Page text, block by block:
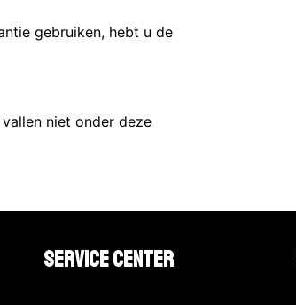
gebruiken, hebt u de
niet onder deze
Service Center